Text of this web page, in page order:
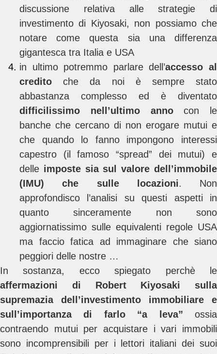
discussione relativa alle strategie di
investimento di Kiyosaki, non possiamo che
notare come questa sia una differenza
gigantesca tra Italia e USA
in ultimo potremmo parlare dell’accesso al
credito che da noi è sempre stato
abbastanza complesso ed è diventato
difficilissimo nell’ultimo annocon le
banche che cercano di non erogare mutui e
che quando lo fanno impongono interessi
capestro (il famoso “spread” dei mutui) e
delle imposte sia sul valore dell’immobile
(IMU) che sulle locazioni. Non
approfondisco l’analisi su questi aspetti in
quanto sinceramente non sono
aggiornatissimo sulle equivalenti regole USA
ma faccio fatica ad immaginare che siano
peggiori delle nostre …
In sostanza, ecco spiegato perchè le
affermazioni di Robert Kiyosaki sulla
supremazia dell’investimento immobiliare e
sull’importanza di farlo “a leva” ossia
contraendo mutui per acquistare i vari immobili
sono incomprensibili per i lettori italiani dei suoi